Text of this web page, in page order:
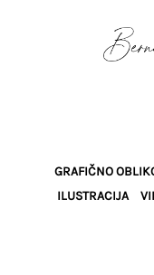
BIOGRAFIJA
GRAFIČNO
ILUSTRACIJA